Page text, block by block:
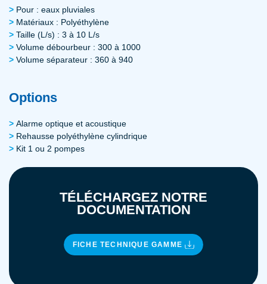
Pour : eaux pluviales
Matériaux : Polyéthylène
Taille (L/s) : 3 à 10 L/s
Volume débourbeur : 300 à 1000
Volume séparateur : 360 à 940
Options
Alarme optique et acoustique
Rehausse polyéthylène cylindrique
Kit 1 ou 2 pompes
TÉLÉCHARGEZ NOTRE
DOCUMENTATION
FICHE TECHNIQUE GAMME